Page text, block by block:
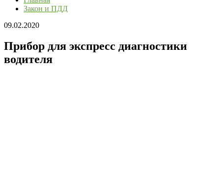
Закон и ПДД
09.02.2020
Прибор для экспресс диагностики
водителя